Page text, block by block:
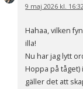
9 maj 2026 kl. 16:32
Hahaa, vilken
illa!
Nu har jag lytt
Hoppa på
gäller det att